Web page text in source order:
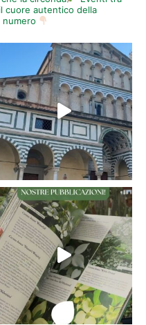
cuore autentico della
numero